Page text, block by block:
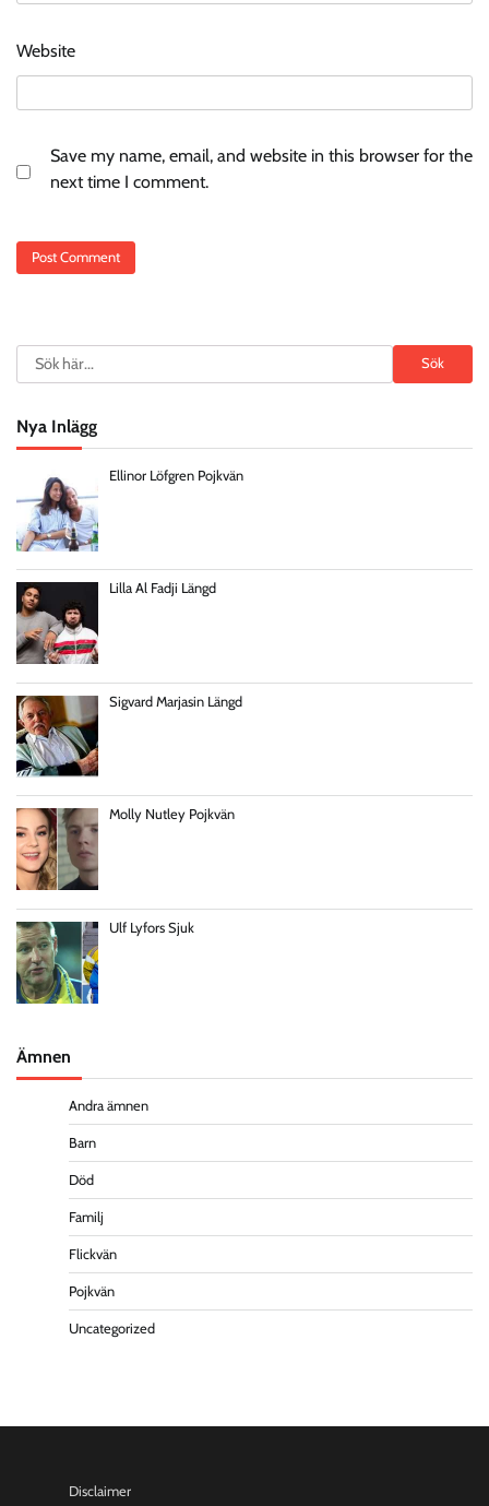
Website
Save my name, email, and website in this browser for the
next time I comment.
Search Sök
Nya Inlägg
Ellinor Löfgren Pojkvän
Lilla Al Fadji Längd
Sigvard Marjasin Längd
Molly Nutley Pojkvän
Ulf Lyfors Sjuk
Ämnen
Andra ämnen
Barn
Död
Familj
Flickvän
Pojkvän
Uncategorized
Disclaimer